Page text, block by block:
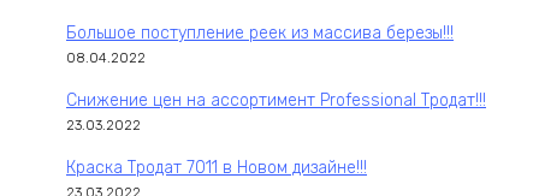
Большое поступление реек из массива березы!!!
08.04.2022
Снижение цен на ассортимент Professional Тродат!!!
23.03.2022
Краска Тродат 7011 в Новом дизайне!!!
23.03.2022